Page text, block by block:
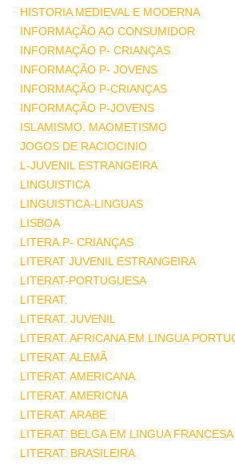
HISTORIA MEDIEVAL E MODERNA
INFORMAÇÃO AO CONSUMIDOR
INFORMAÇÃO P- CRIANÇAS
INFORMAÇÃO P- JOVENS
INFORMAÇÃO P-CRIANÇAS
INFORMAÇÃO P-JOVENS
ISLAMISMO. MAOMETISMO
JOGOS DE RACIOCINIO
L-JUVENIL ESTRANGEIRA
LINGUISTICA
LINGUISTICA-LINGUAS
LISBOA
LITERA.P- CRIANÇAS
LITERAT JUVENIL ESTRANGEIRA
LITERAT-PORTUGUESA
LITERAT.
LITERAT. JUVENIL
LITERAT. AFRICANA EM LINGUA
LITERAT. ALEMÃ
LITERAT. AMERICANA
LITERAT. AMERICNA
LITERAT. ARABE
LITERAT. BELGA EM LINGUA FRANCESA
LITERAT. BRASILEIRA